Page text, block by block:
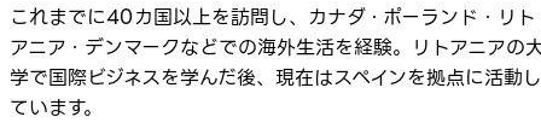
これまでに40カ国以上を訪問し、カナダ・ポーランド・リト
アニア・デンマークなどでの海外生活を経験。リトアニアの
学で国際ビジネスを学んだ後、現在はスペインを拠点に活動し
ています。